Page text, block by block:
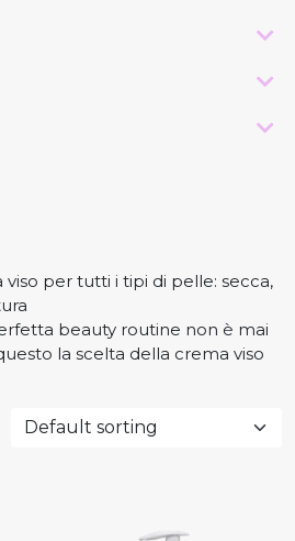
-
-
-
per tutti i tipi di pelle: secca,
beauty routine non è mai
la scelta della crema viso